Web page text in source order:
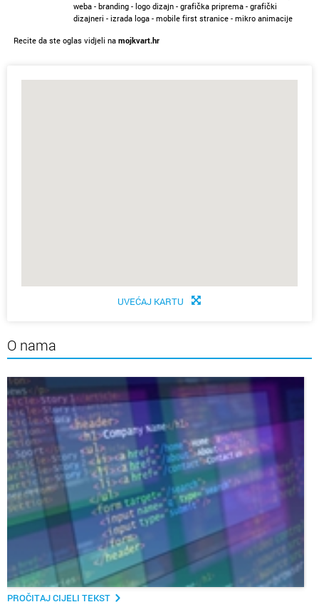
weba - branding - logo dizajn - grafička priprema - grafički
dizajneri - izrada loga - mobile first stranice - mikro animacije
Recite da ste oglas vidjeli na mojkvart.hr
UVEĆAJ KARTU
O nama
PROČITAJ CIJELI TEKST